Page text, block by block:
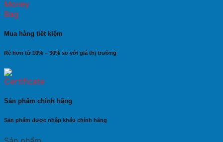
Mua hàng tiết kiệm
Rẻ hơn từ 10% – 30% so với giá thị trường
Sản phẩm chính hãng
Sản phẩm được nhập khẩu chính hãng